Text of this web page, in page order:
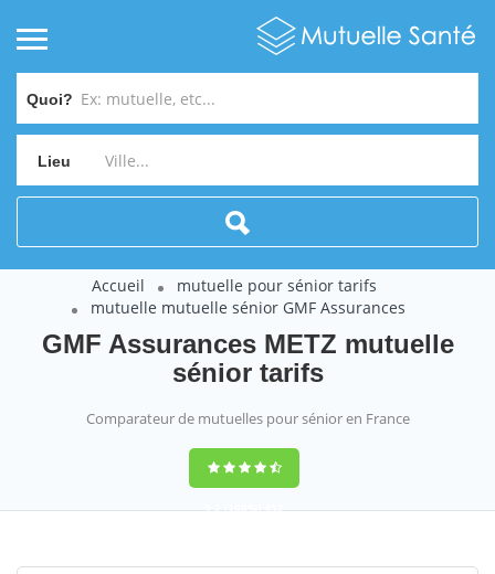
Quoi?
Lieu
Accueil
mutuelle pour sénior tarifs
mutuelle mutuelle sénior GMF Assurances
GMF Assurances METZ mutuelle
sénior tarifs
Comparateur de mutuelles pour sénior en France
9,2(100%)452